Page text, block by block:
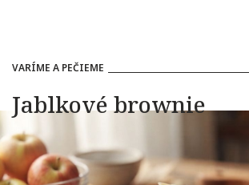
VARÍME A PEČIEME